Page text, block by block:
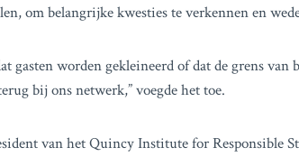
om belangrijke kwesties te verkennen en
gasten worden gekleineerd of dat de grens
bij ons netwerk,” voegde het toe.
van het Quincy Institute for Responsible